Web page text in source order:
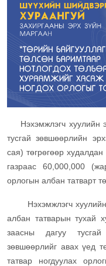
Нэхэмжлэгч хуулийн
тусгай зөвшөөрлийн
сая) төгрөгөөр
газраас 60,000,000
орлогын албан татварт
Нэхэмжлэгч хуулийн
албан татварын тухай
заасны дагуу тусгай
зөвшөөрлийг авах үед
татвар ногдуулах